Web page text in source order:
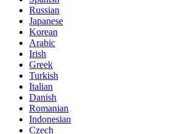
Russian
Japanese
Korean
Arabic
Irish
Greek
Turkish
Italian
Danish
Romanian
Indonesian
Czech